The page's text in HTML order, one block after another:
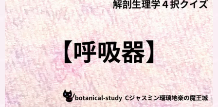
サイトマップ